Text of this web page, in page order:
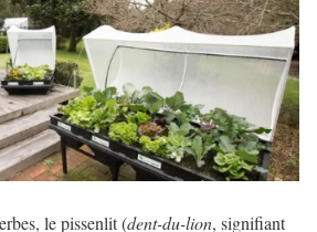
le pissenlit (dent-du-lion, signifiant